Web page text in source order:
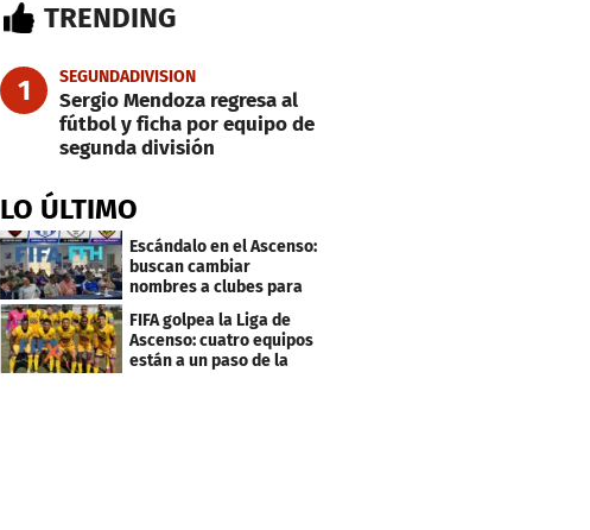
TRENDING
1 SEGUNDADIVISION
Sergio Mendoza regresa al
fútbol y ficha por equipo de
segunda división
LO ÚLTIMO
Escándalo en el Ascenso:
buscan cambiar
nombres a clubes para
evitar millonarias
deudas
FIFA golpea la Liga de
Ascenso: cuatro equipos
están a un paso de la